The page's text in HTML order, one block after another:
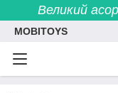
Великий
MOBITOYS